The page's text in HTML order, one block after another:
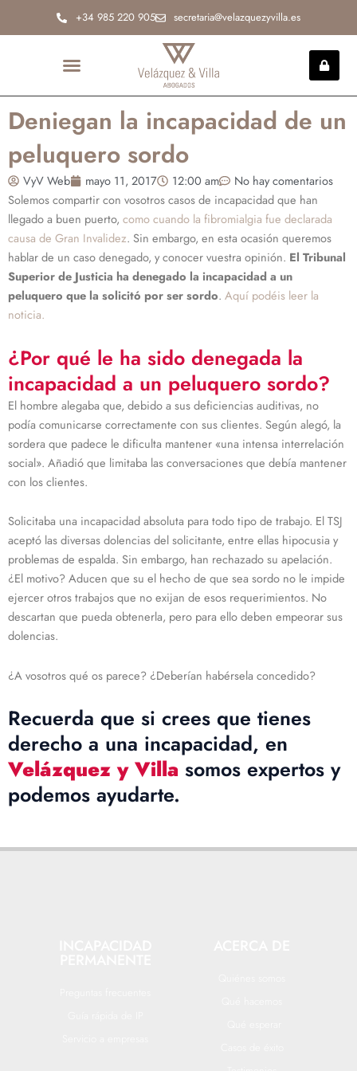
+34 985 220 905 secretaria@velazquezyvilla.es
Deniegan la incapacidad de un
peluquero sordo
VyV Web mayo 11, 2017 12:00 am
No hay comentarios
Solemos compartir con vosotros casos de incapacidad que han
llegado a buen puerto, como cuando la fibromialgia fue declarada
causa de Gran Invalidez. Sin embargo, en esta ocasión queremos
hablar de un caso denegado, y conocer vuestra opinión. El Tribunal
Superior de Justicia ha denegado la incapacidad a un
peluquero que la solicitó por ser sordo. Aquí podéis leer la
noticia.
¿Por qué le ha sido denegada la
incapacidad a un peluquero sordo?
El hombre alegaba que, debido a sus deficiencias auditivas, no
podía comunicarse correctamente con sus clientes. Según alegó, la
sordera que padece le dificulta mantener «una intensa interrelación
social». Añadió que limitaba las conversaciones que debía mantener
con los clientes.
Solicitaba una incapacidad absoluta para todo tipo de trabajo. El TSJ
aceptó las diversas dolencias del solicitante, entre ellas hipocusia y
problemas de espalda. Sin embargo, han rechazado su apelación.
¿El motivo? Aducen que su el hecho de que sea sordo no le impide
ejercer otros trabajos que no exijan de esos requerimientos. No
descartan que pueda obtenerla, pero para ello deben empeorar sus
dolencias.
¿A vosotros qué os parece? ¿Deberían habérsela concedido?
Recuerda que si crees que tienes
derecho a una incapacidad, en
Velázquez y Villa somos expertos y
podemos ayudarte.